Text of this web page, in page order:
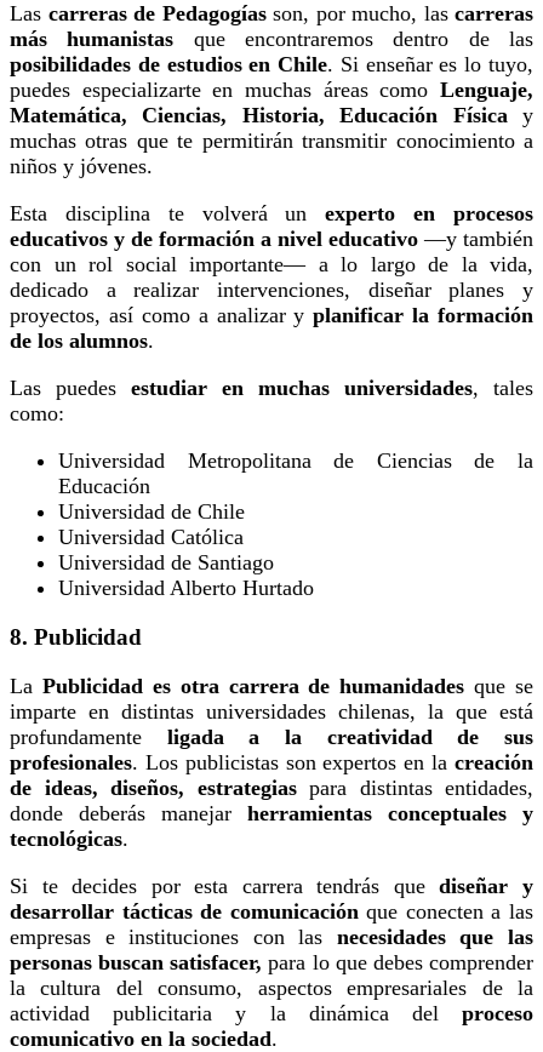
Las carreras de Pedagogías son, por mucho, lascarreras
más humanistas que encontraremos dentro de las
posibilidades de estudios en Chile. Si enseñar es lo tuyo,
puedes especializarte en muchas áreas como Lenguaje,
Matemática, Ciencias, Historia, Educación Físicay
muchas otras que te permitirán transmitir conocimiento a
niños y jóvenes.
Esta disciplina
te volverá un experto en procesos
educativos y de formación a nivel educativo —y también
con un rol social importante— a lo largo de la vida,
dedicado a realizar intervenciones, diseñar planes y
proyectos, así como a analizar yplanificar la formación
de los alumnos.
Las puedes estudiar en muchas universidades, tales
como:
Universidad Metropolitana de Ciencias de la
Educación
Universidad de Chile
Universidad Católica
Universidad de Santiago
Universidad Alberto Hurtado
8. Publicidad
La Publicidad es otra carrera de humanidades que se
imparte en distintas universidades chilenas, la que está
profundamente ligada a la creatividad de sus
profesionales. Los publicistas son expertos en la creación
de ideas, diseños, estrategiaspara distintas entidades,
donde deberás manejar herramientas conceptuales y
tecnológicas.
Si te decides por esta carrera tendrás quediseñar y
desarrollar tácticas de comunicación que conecten a las
empresas e instituciones con las necesidades que las
personas buscan satisfacer, para lo que debes comprender
la cultura del consumo, aspectos empresariales de la
actividad publicitaria y la dinámica del proceso
comunicativo en la sociedad.